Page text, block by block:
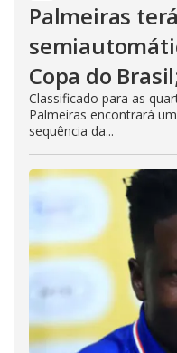
Palmeiras
Copa do
Classificado para as
Palmeiras encontrará
sequência da...